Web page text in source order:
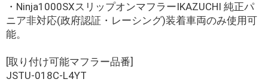
・Ninja1000SXスリップオンマフラーIKAZUCHI 純正パ
ニア非対応(政府認証・レーシング)装着車両のみ使用可
能。
[取り付け可能マフラー品番]
JSTU-018C-L4YT